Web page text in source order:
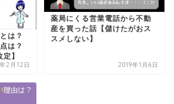
は？
は？
】
2月12日
薬局にくる営業電話から不動
産を買った話【儲けたがおス
スメしない】
2019年1月6日